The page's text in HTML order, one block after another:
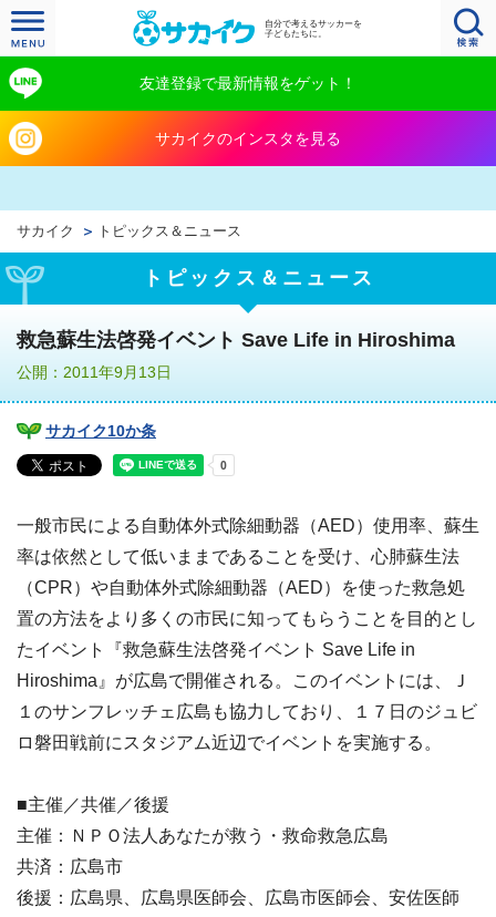
自分で考えるサッカーを
子どもたちに。
友達登録で最新情報をゲット！
サカイクのインスタを見る
サカイク トピックス＆ニュース
トピックス＆ニュース
救急蘇生法啓発イベント Save Life in Hiroshima
公開：2011年9月13日
サカイク10か条
一般市民による自動体外式除細動器（AED）使用率、蘇生
率は依然として低いままであることを受け、心肺蘇生法
（CPR）や自動体外式除細動器（AED）を使った救急処
置の方法をより多くの市民に知ってもらうことを目的とし
たイベント『救急蘇生法啓発イベント Save Life in
Hiroshima』が広島で開催される。このイベントには、Ｊ
１のサンフレッチェ広島も協力しており、１７日のジュビ
ロ磐田戦前にスタジアム近辺でイベントを実施する。
■主催／共催／後援
主催：ＮＰＯ法人あなたが救う・救命救急広島
共済：広島市
後援：広島県、広島県医師会、広島市医師会、安佐医師